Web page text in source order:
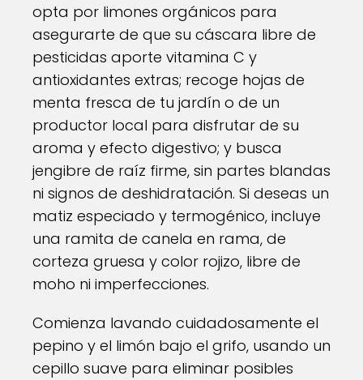
opta por limones orgánicos para
asegurarte de que su cáscara libre de
pesticidas aporte vitamina C y
antioxidantes extras; recoge hojas de
menta fresca de tu jardín o de un
productor local para disfrutar de su
aroma y efecto digestivo; y busca
jengibre de raíz firme, sin partes blandas
ni signos de deshidratación. Si deseas un
matiz especiado y termogénico, incluye
una ramita de canela en rama, de
corteza gruesa y color rojizo, libre de
moho ni imperfecciones.
Comienza lavando cuidadosamente el
pepino y el limón bajo el grifo, usando un
cepillo suave para eliminar posibles